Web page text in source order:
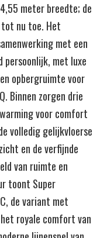
meter breedte; de
nu toe. Het
met een
persoonlijk, met luxe
opbergruimte voor
Binnen zorgen drie
voor comfort
volledig gelijkvloerse
en de verfijnde
van ruimte en
toont Super
de variant met
royale comfort van